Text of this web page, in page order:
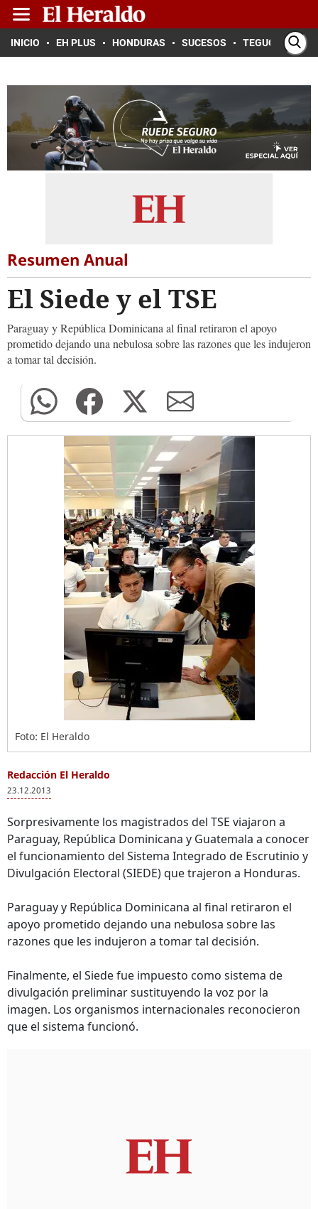
INICIO EH PLUS HONDURAS SUCESOS TEGUCIGALPA
Resumen Anual
El Siede y el TSE
Paraguay y República Dominicana al final retiraron el apoyo
prometido dejando una nebulosa sobre las razones que les indujeron
a tomar tal decisión.
Foto: El Heraldo
Redacción El Heraldo
23.12.2013
Sorpresivamente los magistrados del TSE viajaron a
Paraguay, República Dominicana y Guatemala a conocer
el funcionamiento del Sistema Integrado de Escrutinio y
Divulgación Electoral (SIEDE) que trajeron a Honduras.
Paraguay y República Dominicana al final retiraron el
apoyo prometido dejando una nebulosa sobre las
razones que les indujeron a tomar tal decisión.
Finalmente, el Siede fue impuesto como sistema de
divulgación preliminar sustituyendo la voz por la
imagen. Los organismos internacionales reconocieron
que el sistema funcionó.